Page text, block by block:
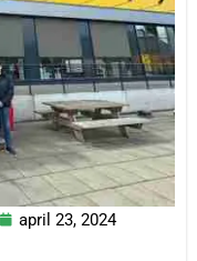
april 23, 2024